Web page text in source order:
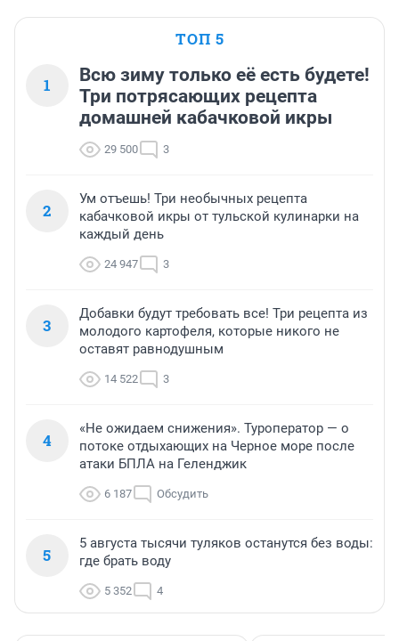
ТОП 5
1
Всю зиму только её есть будете!
Три потрясающих рецепта
домашней кабачковой икры
29 500 3
2
Ум отъешь! Три необычных рецепта
кабачковой икры от тульской кулинарки на
каждый день
24 947 3
3
Добавки будут требовать все! Три рецепта из
молодого картофеля, которые никого не
оставят равнодушным
14 522 3
4
«Не ожидаем снижения». Туроператор — о
потоке отдыхающих на Черное море после
атаки БПЛА на Геленджик
6 187 Обсудить
5
5 августа тысячи туляков останутся без воды:
где брать воду
5 352 4